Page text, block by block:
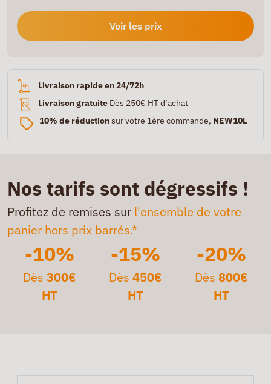
Voir les prix
Livraison rapide en 24/72h
Livraison gratuite Dès 250€ HT d’achat
10% de réductionsur votre 1ère commande, NEW10L
Nos tarifs sont dégressifs !
Profitez de remises sur l'ensemble de votre
panier hors prix barrés.*
-10%
Dès300€
HT
-15%
Dès 450€
HT
-20%
Dès 800€
HT